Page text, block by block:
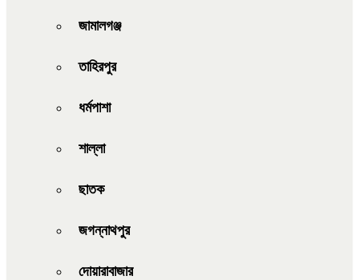
জামালগঞ্জ
তাহিরপুর
ধর্মপাশা
শাল্লা
ছাতক
জগন্নাথপুর
দোয়ারাবাজার